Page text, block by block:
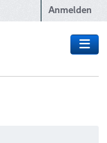
Anmelden